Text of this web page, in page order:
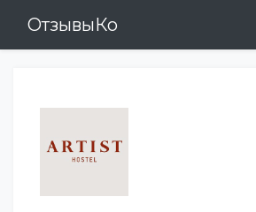
ОтзывыКо